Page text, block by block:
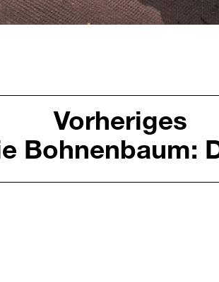
Vorheriges
Bohnenbaum: